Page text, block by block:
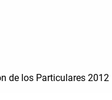
de los Particulares 2012